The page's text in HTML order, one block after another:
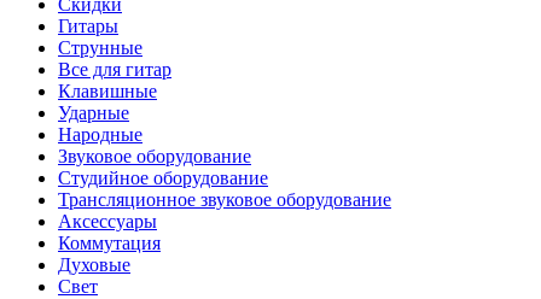
Скидки
Гитары
Струнные
Все для гитар
Клавишные
Ударные
Народные
Звуковое оборудование
Студийное оборудование
Трансляционное звуковое оборудование
Аксессуары
Коммутация
Духовые
Свет